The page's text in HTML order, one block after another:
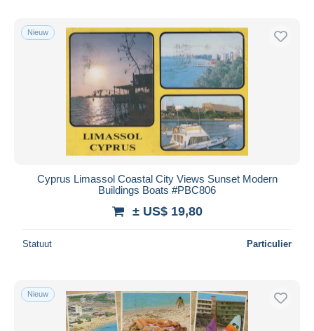
Nieuw
Cyprus Limassol Coastal City Views Sunset Modern
Buildings Boats #PBC806
± US$ 19,80
Statuut Particulier
Nieuw